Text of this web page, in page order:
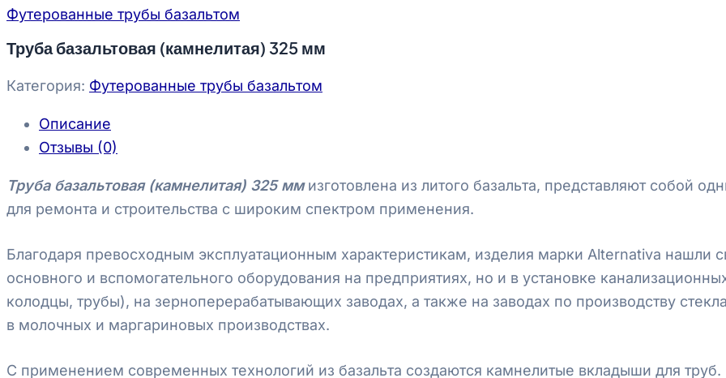
Футерованные трубы базальтом
Труба базальтовая (камнелитая) 325 мм
Категория: Футерованные трубы базальтом
Описание
Отзывы (0)
Труба базальтовая (камнелитая) 325 мм изготовлена из литого базальта, представляют собой
для ремонта и строительства с широким спектром применения.
Благодаря превосходным эксплуатационным характеристикам, изделия марки Alternativa нашли
основного и вспомогательного оборудования на предприятиях, но и в установке
колодцы, трубы), на зерноперерабатывающих заводах, а также на заводах по производству
в молочных и маргариновых производствах.
С применением современных технологий из базальта создаются камнелитые вкладыши для труб.